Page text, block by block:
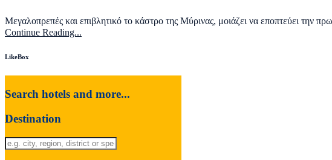
Μεγαλοπρεπές και επιβλητικό το κάστρο της Μύρινας, μοιάζει να εποπτεύει την
Continue Reading...
LikeBox
Search hotels and more...
Destination